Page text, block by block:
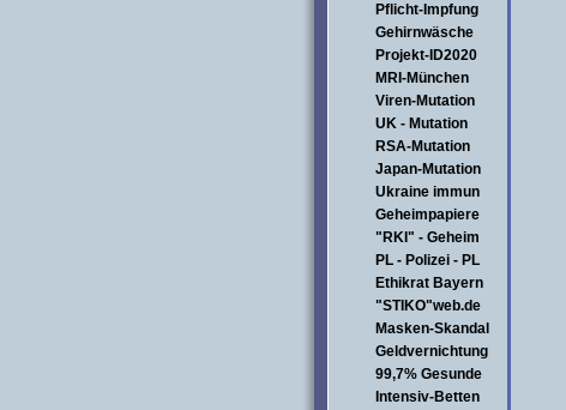
Pflicht-Impfung
Gehirnwäsche
Projekt-ID2020
MRI-München
Viren-Mutation
UK - Mutation
RSA-Mutation
Japan-Mutation
Ukraine immun
Geheimpapiere
"RKI" - Geheim
PL - Polizei - PL
Ethikrat Bayern
"STIKO"web.de
Masken-Skandal
Geldvernichtung
99,7% Gesunde
Intensiv-Betten